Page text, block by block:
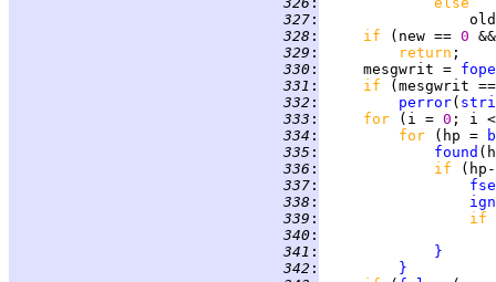
327 :
328 : if (new == 0
329 : return
330 :
     mesgwrit =
331 : if
(mesgwrit
332 : perror(
333 : for (i = 0 ; i
334 : for (hp =
335 :
found
336 : if
337 :
338 :
339 :
if
340 :
341 :
}
342 :
}